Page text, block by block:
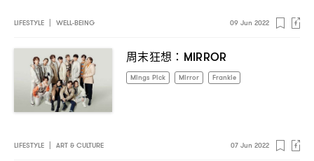
LIFESTYLE | WELL-BEING 09 Jun 2022
周末狂想 ：MIRROR
Mings Pick Mirror Frankie
LIFESTYLE ART & CULTURE 07 Jun 2022